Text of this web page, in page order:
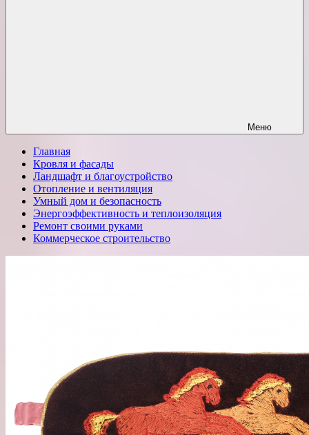
Меню
Главная
Кровля и фасады
Ландшафт и благоустройство
Отопление и вентиляция
Умный дом и безопасность
Энергоэффективность и теплоизоляция
Ремонт своими руками
Коммерческое строительство